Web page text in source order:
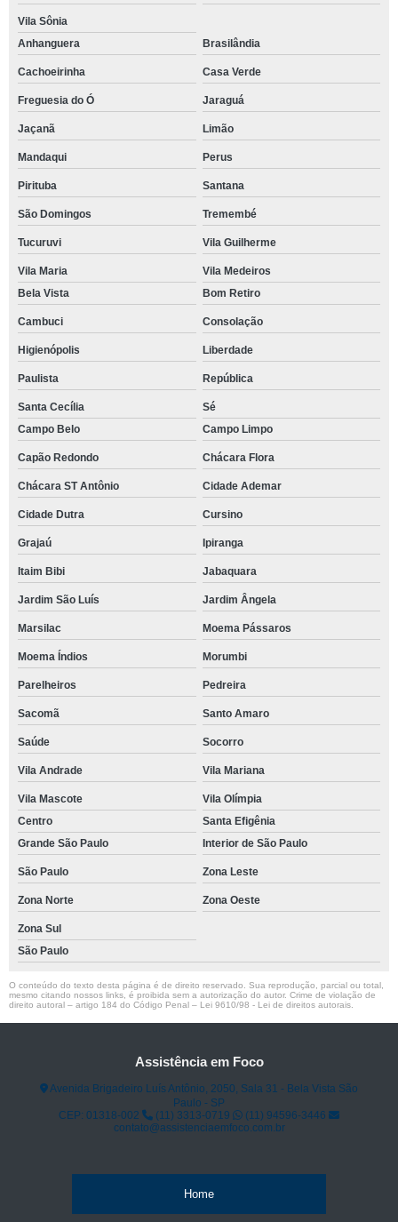
Vila Sônia
Anhanguera
Brasilândia
Cachoeirinha Casa Verde
Freguesia do Ó Jaraguá
Jaçanã Limão
Mandaqui Perus
Pirituba Santana
São Domingos Tremembé
Tucuruvi Vila Guilherme
Vila Maria
Vila Medeiros
Bela Vista
Bom Retiro
Cambuci Consolação
Higienópolis Liberdade
Paulista República
Santa Cecília
Sé
Campo Belo
Campo Limpo
Capão Redondo Chácara Flora
Chácara ST Antônio Cidade Ademar
Cidade Dutra Cursino
Grajaú Ipiranga
Itaim Bibi Jabaquara
Jardim São Luís Jardim Ângela
Marsilac Moema Pássaros
Moema Índios Morumbi
Parelheiros Pedreira
Sacomã Santo Amaro
Saúde Socorro
Vila Andrade Vila Mariana
Vila Mascote
Vila Olímpia
Centro
Santa Efigênia
Grande São Paulo
Interior de São Paulo
São Paulo Zona Leste
Zona Norte Zona Oeste
Zona Sul
São Paulo
O conteúdo do texto desta página é de direito reservado. Sua reprodução, parcial ou total,
mesmo citando nossos links, é proibida sem a autorização do autor. Crime de violação de
direito autoral – artigo 184 do Código Penal – Lei 9610/98 - Lei de direitos autorais
Assistência em Foco
Avenida Brigadeiro Luís Antônio, 2050, Sala 31 - Bela Vista São
Paulo - SP
CEP: 01318-002
(11) 3313-0719
(11) 94596-3446
contato@assistenciaemfoco.com.br
Home